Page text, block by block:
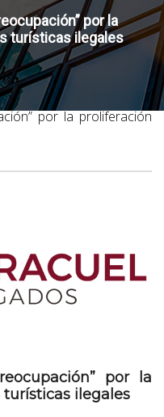
por la
turísticas ilegales
de Uso Turístico
por la proliferación
por la
ilegales